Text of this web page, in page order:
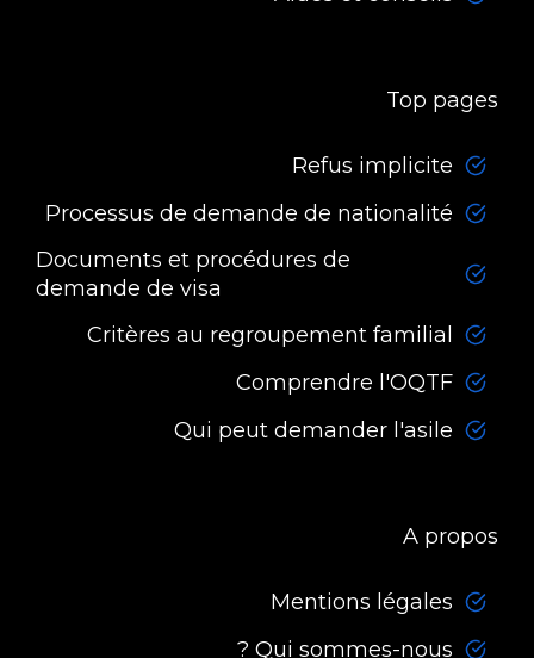
Top pages
Refus implicite
Processus de demande de nationalité
Documents et procédures de
demande de visa
Critères au regroupement familial
Comprendre l'OQTF
Qui peut demander l'asile
A propos
Mentions légales
Qui sommes-nous ?